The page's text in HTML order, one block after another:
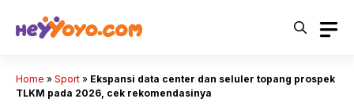
Home » Sport » Ekspansi data center dan seluler topang prospek
TLKM pada 2026, cek rekomendasinya